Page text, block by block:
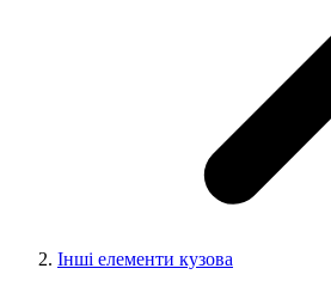
Інші елементи кузова